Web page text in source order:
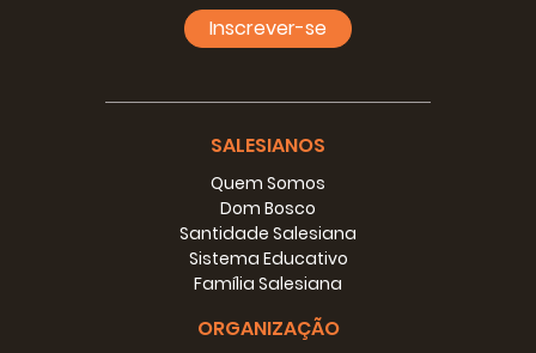
Conselheiro para as
Missões
Inscrever-se
SALESIANOS
Quem Somos
Dom Bosco
Santidade Salesiana
Sistema Educativo
Família Salesiana
ORGANIZAÇÃO